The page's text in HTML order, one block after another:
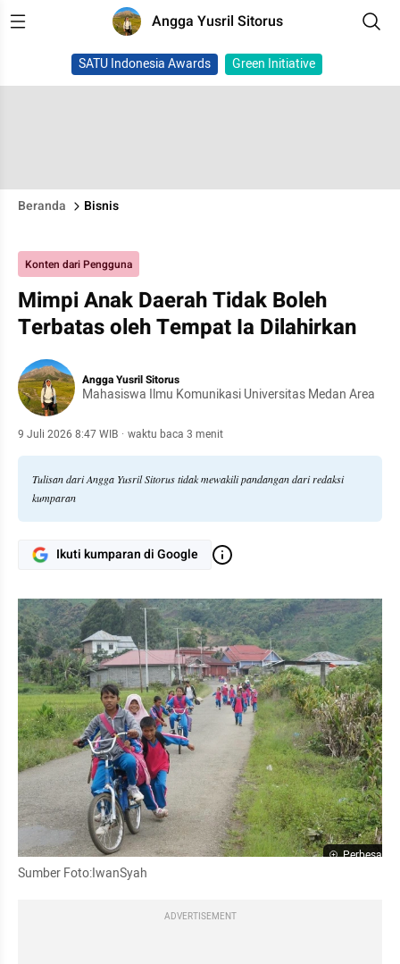
Angga Yusril Sitorus
SATU Indonesia Awards Green Initiative
Beranda Bisnis
Konten dari Pengguna
Mimpi Anak Daerah Tidak Boleh
Terbatas oleh Tempat Ia Dilahirkan
Angga Yusril Sitorus
Mahasiswa Ilmu Komunikasi Universitas Medan Area
9 Juli 2026 8:47 WIB · waktu baca 3 menit
Tulisan dari Angga Yusril Sitorus tidak mewakili pandangan dari redaksi
kumparan
Ikuti kumparan di Google
Perbesar
Sumber Foto:IwanSyah
ADVERTISEMENT